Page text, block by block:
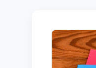
НОВОСТИ
ДОКУМЕНТЫ